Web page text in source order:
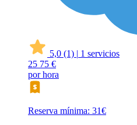
5,0 (1) | 1 servicios
25 75 €
por hora
Reserva mínima: 31€